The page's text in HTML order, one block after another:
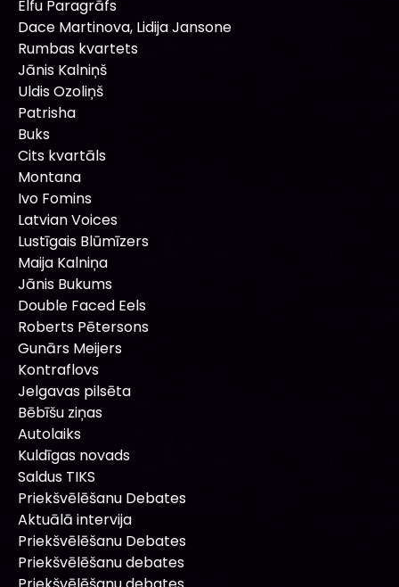
Elfu Paragrāfs
Dace Martinova, Lidija Jansone
Rumbas kvartets
Jānis Kalniņš
Uldis Ozoliņš
Patrisha
Buks
Cits kvartāls
Montana
Ivo Fomins
Latvian Voices
Lustīgais Blūmīzers
Maija Kalniņa
Jānis Bukums
Double Faced Eels
Roberts Pētersons
Gunārs Meijers
Kontraflovs
Jelgavas pilsēta
Bēbīšu ziņas
Autolaiks
Kuldīgas novads
Saldus TIKS
Priekšvēlēšanu Debates
Aktuālā intervija
Priekšvēlēšanu Debates
Priekšvēlēšanu debates